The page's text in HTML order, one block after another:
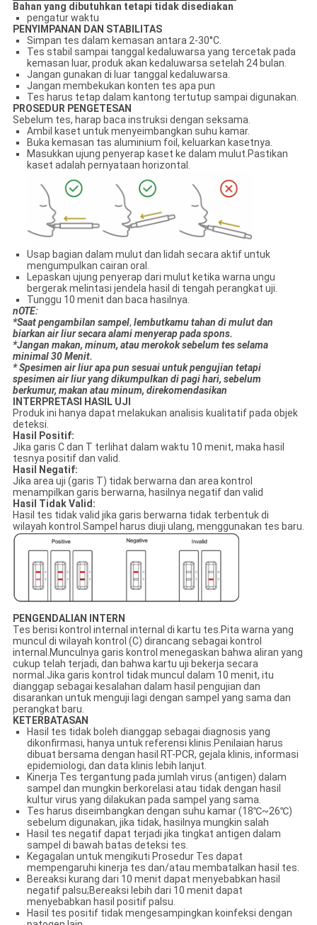
Bahan yang dibutuhkan tetapi tidak disediakan
pengatur waktu
PENYIMPANAN DAN STABILITAS
Simpan tes dalam kemasan antara 2-30°C.
Tes stabil sampai tanggal kedaluwarsa yang tercetak pada
kemasan luar, produk akan kedaluwarsa setelah 24 bulan.
Jangan gunakan di luar tanggal kedaluwarsa.
Jangan membekukan konten tes apa pun
Tes harus tetap dalam kantong tertutup sampai digunakan.
PROSEDUR PENGETESAN
Sebelum tes, harap baca instruksi dengan seksama.
Ambil kaset untuk menyeimbangkan suhu kamar.
Buka kemasan tas aluminium foil, keluarkan kasetnya.
Masukkan ujung penyerap kaset ke dalam mulut.Pastikan
kaset adalah pernyataan horizontal.
Usap bagian dalam mulut dan lidah secara aktif untuk
mengumpulkan cairan oral.
Lepaskan ujung penyerap dari mulut ketika warna ungu
bergerak melintasi jendela hasil di tengah perangkat uji.
Tunggu 10 menit dan baca hasilnya.
nOTE:
*Saat pengambilan sampel, lembutkamutahan di mulut dan
biarkan air liur secara alami menyerap pada spons.
*Jangan makan, minum, atau merokok sebelum tes selama
minimal 30 Menit.
* Spesimen air liur apa pun sesuai untuk pengujian tetapi
spesimen air liur yang dikumpulkan di pagi hari, sebelum
berkumur, makan atau minum, direkomendasikan
INTERPRETASI HASIL UJI
Produk ini hanya dapat melakukan analisis kualitatif pada objek
deteksi.
Hasil Positif:
Jika garis C dan T terlihat dalam waktu 10 menit, maka hasil
tesnya positif dan valid.
Hasil Negatif:
Jika area uji (garis T) tidak berwarna dan area kontrol
menampilkan garis berwarna, hasilnya negatif dan valid
Hasil Tidak Valid:
Hasil tes tidak valid jika garis berwarna tidak terbentuk di
wilayah kontrol.Sampel harus diuji ulang, menggunakan tes baru.
PENGENDALIAN INTERN
Tes berisi kontrol internal internal di kartu tes.Pita warna yang
muncul di wilayah kontrol (C) dirancang sebagai kontrol
internal.Munculnya garis kontrol menegaskan bahwa aliran yang
cukup telah terjadi, dan bahwa kartu uji bekerja secara
normal.Jika garis kontrol tidak muncul dalam 10 menit, itu
dianggap sebagai kesalahan dalam hasil pengujian dan
disarankan untuk menguji lagi dengan sampel yang sama dan
perangkat baru.
KETERBATASAN
Hasil tes tidak boleh dianggap sebagai diagnosis yang
dikonfirmasi, hanya untuk referensi klinis.Penilaian harus
dibuat bersama dengan hasil RT-PCR, gejala klinis, informasi
epidemiologi, dan data klinis lebih lanjut.
Kinerja Tes tergantung pada jumlah virus (antigen) dalam
sampel dan mungkin berkorelasi atau tidak dengan hasil
kultur virus yang dilakukan pada sampel yang sama.
Tes harus diseimbangkan dengan suhu kamar (18℃~26℃)
sebelum digunakan, jika tidak, hasilnya mungkin salah
Hasil tes negatif dapat terjadi jika tingkat antigen dalam
sampel di bawah batas deteksi tes.
Kegagalan untuk mengikuti Prosedur Tes dapat
mempengaruhi kinerja tes dan/atau membatalkan hasil tes.
Bereaksi kurang dari 10 menit dapat menyebabkan hasil
negatif palsu;Bereaksi lebih dari 10 menit dapat
menyebabkan hasil positif palsu.
Hasil tes positif tidak mengesampingkan koinfeksi dengan